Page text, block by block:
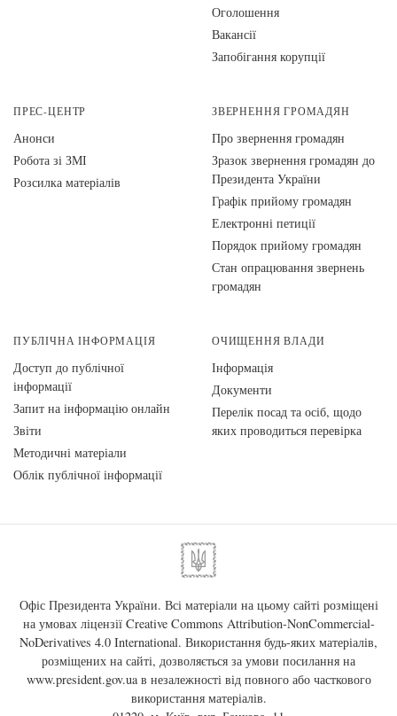
Оголошення
Вакансії
Запобігання корупції
ПРЕС-ЦЕНТР
Анонси
Робота зі ЗМІ
Розсилка матеріалів
ЗВЕРНЕННЯ ГРОМАДЯН
Про звернення громадян
Зразок звернення громадян до
Президента України
Графік прийому громадян
Електронні петиції
Порядок прийому громадян
Стан опрацювання звернень
громадян
ПУБЛІЧНА ІНФОРМАЦІЯ
Доступ до публічної
інформації
Запит на інформацію онлайн
Звіти
Методичні матеріали
Облік публічної інформації
ОЧИЩЕННЯ ВЛАДИ
Інформація
Документи
Перелік посад та осіб, щодо
яких проводиться перевірка
Офіс Президента України. Всі матеріали на цьому сайті розміщені
на умовах ліцензії Creative Commons Attribution-NonCommercial-
NoDerivatives 4.0 International. Використання будь-яких матеріалів,
розміщених на сайті, дозволяється за умови посилання на
www.president.gov.uaв незалежності від повного або часткового
використання матеріалів.